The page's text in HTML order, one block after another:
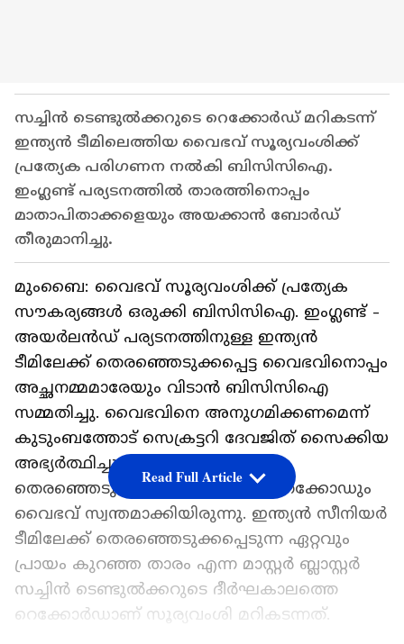
സച്ചിൻ ടെണ്ടുൽക്കറുടെ റെക്കോർഡ് മറികടന്ന്
ഇന്ത്യൻ ടീമിലെത്തിയ വൈഭവ് സൂര്യവംശിക്ക്
പ്രത്യേക പരിഗണന നൽകി ബിസിസിഐ.
ഇംഗ്ലണ്ട് പര്യടനത്തിൽ താരത്തിനൊപ്പം
മാതാപിതാക്കളെയും അയക്കാൻ ബോർഡ്
തീരുമാനിച്ചു.
മുംബൈ: വൈഭവ് സൂര്യവംശിക്ക് പ്രത്യേക
സൗകര്യങ്ങള്‍ ഒരുക്കി ബിസിസിഐ. ഇംഗ്ലണ്ട് -
അയര്‍ലന്‍ഡ് പര്യടനത്തിനുള്ള ഇന്ത്യന്‍
ടീമിലേക്ക് തെരഞ്ഞെടുക്കപ്പെട്ട വൈഭവിനൊപ്പം
അച്ഛനമ്മമാരേയും വിടാന്‍ ബിസിസിഐ
സമ്മതിച്ചു. വൈഭവിനെ അനുഗമിക്കണമെന്ന്
കുടുംബത്തോട് സെക്രട്ടറി ദേവജിത് സൈക്കിയ
അഭ്യര്‍ത്ഥിച്ചു. ടീമിലേക്ക്
തെരഞ്ഞെടുക്കപ്പെട്ടതോടെ ഒരു റെക്കോഡും
വൈഭവ് സ്വന്തമാക്കിയിരുന്നു. ഇന്ത്യന്‍ സീനിയര്‍
ടീമിലേക്ക് തെരഞ്ഞെടുക്കപ്പെടുന്ന ഏറ്റവും
പ്രായം കുറഞ്ഞ താരം എന്ന മാസ്റ്റര്‍ ബ്ലാസ്റ്റര്‍
സച്ചിന്‍ ടെണ്ടുല്‍ക്കറുടെ ദീര്‍ഘകാലത്തെ
റെക്കോര്‍ഡാണ് സൂര്യവംശി മറികടന്നത്.
Read Full Article